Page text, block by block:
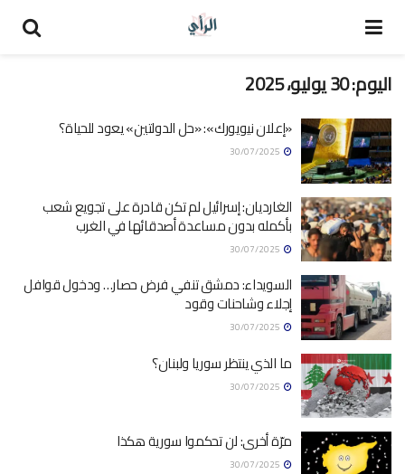
اليوم:30 يوليو، 2025
«إعلان نيويورك»: «حل الدولتين» يعود للحياة؟
الغارديان: إسرائيل لم تكن قادرة على تجويع شعب
بأكمله بدون مساعدة أصدقائها في الغرب
السويداء: دمشق تنفي فرض حصار… ودخول قوافل
إجلاء وشاحنات وقود
ما الذي ينتظر سوريا ولبنان؟
مرّة أخرى: لن تحكموا سورية هكذا